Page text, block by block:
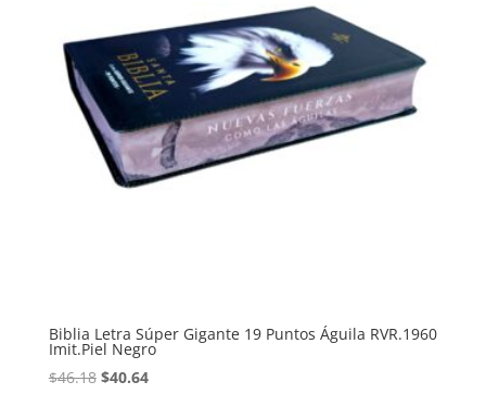
Biblia Letra Súper Gigante 19 Puntos Águila RVR.1960
Imit.Piel Negro
$46.18 Original
$40.64Current